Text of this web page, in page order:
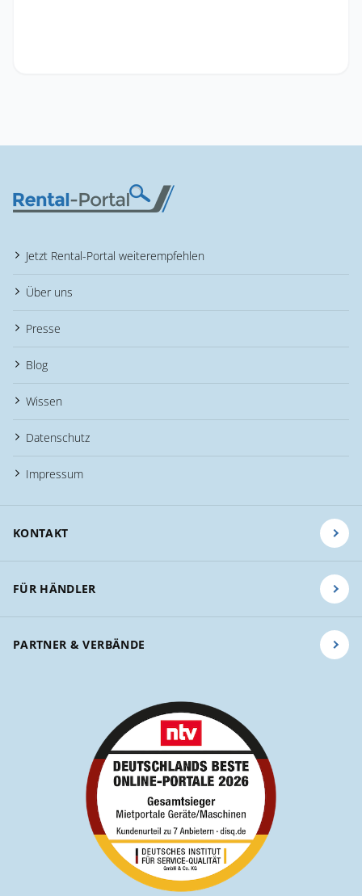
Jetzt Rental-Portal weiterempfehlen
Über uns
Presse
Blog
Wissen
Datenschutz
Impressum
KONTAKT
FÜR HÄNDLER
PARTNER & VERBÄNDE